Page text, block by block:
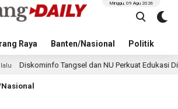
Raya Banten/Nasional Politik
Minggu, 09 Agu 2026
Tangsel dan NU Perkuat Edukasi Digital untuk